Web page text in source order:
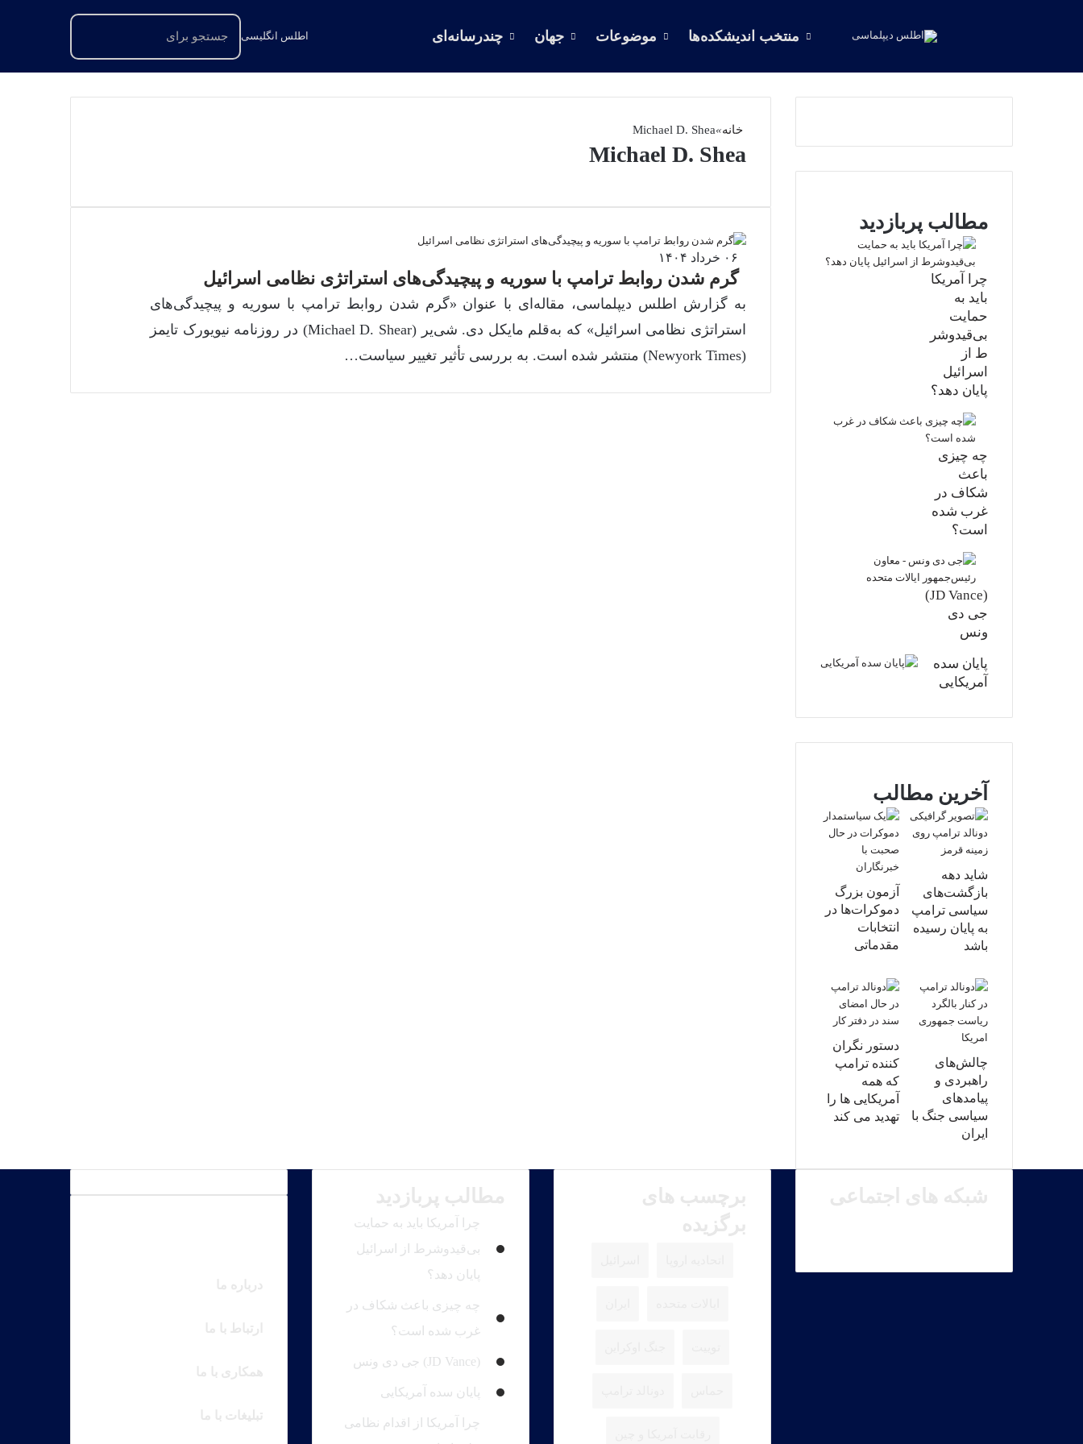
منتخب اندیشکده‌ها موضوعات جهان چندرسانه‌ای اطلس انگلیسی
جستجو
برای
خانه»
Michael D. Shea
Michael D. Shea
۰۶ خرداد ۱۴۰۴
گرم شدن روابط ترامپ با سوریه و پیچیدگی‌های استراتژی نظامی اسرائیل
به گزارش اطلس دیپلماسی، مقاله‌ای با عنوان «گرم شدن روابط ترامپ با سوریه و پیچیدگی‌های
استراتژی نظامی اسرائیل» که به‌قلم مایکل دی. شی‌یر (Michael D. Shear) در روزنامه نیویورک تایمز
(Newyork Times) منتشر شده است. به بررسی تأثیر تغییر سیاست…
مطالب پربازدید
چرا آمریکا
باید به
حمایت
بی‌قیدوشر
ط از
اسرائیل
پایان دهد؟
چه چیزی
باعث
شکاف در
غرب شده
است؟
(JD Vance)
جی دی
ونس
پایان سده
آمریکایی
آخرین مطالب
آزمون بزرگ
دموکرات‌ها در
انتخابات
مقدماتی
شاید دهه
بازگشت‌های
سیاسی ترامپ
به پایان رسیده
باشد
دستور نگران
کننده ترامپ
که همه
آمریکایی ها را
تهدید می کند
چالش‌های
راهبردی و
پیامدهای
سیاسی جنگ با
ایران
چرا آمریکا باید به حمایت
بی‌قیدوشرط از اسرائیل
پایان دهد؟
چه چیزی باعث شکاف در
غرب شده است؟
(JD Vance) جی دی ونس
پایان سده آمریکایی
چرا آمریکا از اقدام نظامی